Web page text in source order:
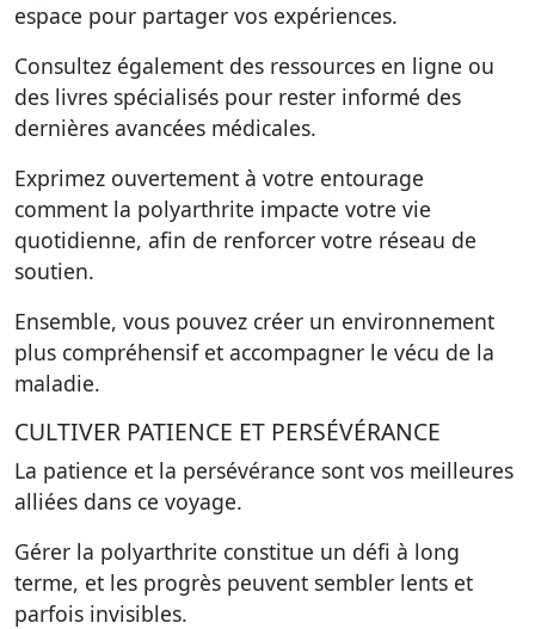
espace pour partager vos expériences.
Consultez également des ressources en ligne ou
des livres spécialisés pour rester informé des
dernières avancées médicales.
Exprimez ouvertement à votre entourage
comment la polyarthrite impacte votre vie
quotidienne, afin de renforcer votre réseau de
soutien.
Ensemble, vous pouvez créer un environnement
plus compréhensif et accompagner le vécu de la
maladie.
CULTIVER PATIENCE ET PERSÉVÉRANCE
La patience et la persévérance sont vos meilleures
alliées dans ce voyage.
Gérer la polyarthrite constitue un défi à long
terme, et les progrès peuvent sembler lents et
parfois invisibles.